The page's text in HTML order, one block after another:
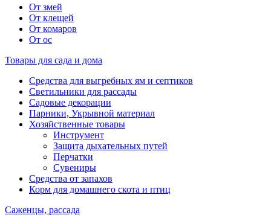
От змей
От клещей
От комаров
От ос
Товары для сада и дома
Средства для выгребных ям и септиков
Светильники для рассады
Садовые декорации
Парники, Укрывной материал
Хозяйственные товары
Инструмент
Защита дыхательных путей
Перчатки
Сувениры
Средства от запахов
Корм для домашнего скота и птиц
Саженцы, рассада